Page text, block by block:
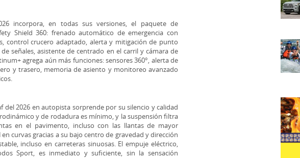
incorpora, en todas sus versiones, el paquete de
Shield 360: frenado automático de emergencia con
control crucero adaptado, alerta y mitigación de punto
señales, asistente de centrado en el carril y cámara de
agrega aún más funciones: sensores 360°, alerta de
y trasero, memoria de asiento y monitoreo avanzado
del 2026 en autopista sorprende por su silencio y calidad
y de rodadura es mínimo, y la suspensión filtra
en el pavimento, incluso con las llantas de mayor
curvas gracias a su bajo centro de gravedad y dirección
incluso en carreteras sinuosas. El empuje eléctrico,
Sport, es inmediato y suficiente, sin la sensación